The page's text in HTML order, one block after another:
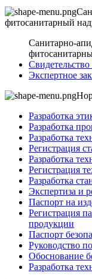
фитосанитарный
Санитарно-
Экспертное
Разработка
Разработка
Разработка
Регистрация
Разработка
Регистрация
Разработка
Экспертиза и
Паспорт на
Регистрация
продукции
Паспорт
Руководство
Обоснование
Разработка